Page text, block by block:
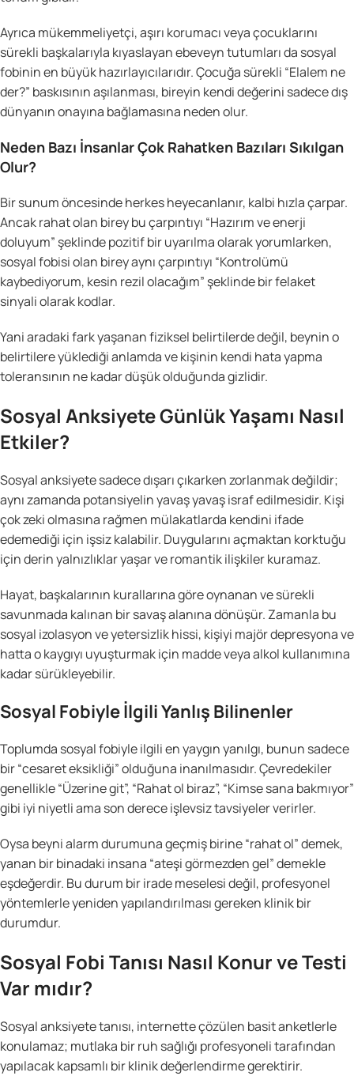
Ayrıca mükemmeliyetçi, aşırı korumacı veya çocuklarını
sürekli başkalarıyla kıyaslayan ebeveyn tutumları da sosyal
fobinin en büyük hazırlayıcılarıdır. Çocuğa sürekli “Elalem ne
der?” baskısının aşılanması, bireyin kendi değerini sadece dış
dünyanın onayına bağlamasına neden olur.
Neden Bazı İnsanlar Çok Rahatken Bazıları Sıkılgan
Olur?
Bir sunum öncesinde herkes heyecanlanır, kalbi hızla çarpar.
Ancak rahat olan birey bu çarpıntıyı “Hazırım ve enerji
doluyum” şeklinde pozitif bir uyarılma olarak yorumlarken,
sosyal fobisi olan birey aynı çarpıntıyı “Kontrolümü
kaybediyorum, kesin rezil olacağım” şeklinde bir felaket
sinyali olarak kodlar.
Yani aradaki fark yaşanan fiziksel belirtilerde değil, beynin o
belirtilere yüklediği anlamda ve kişinin kendi hata yapma
toleransının ne kadar düşük olduğunda gizlidir.
Sosyal Anksiyete Günlük Yaşamı Nasıl
Etkiler?
Sosyal anksiyete sadece dışarı çıkarken zorlanmak değildir;
aynı zamanda potansiyelin yavaş yavaş israf edilmesidir. Kişi
çok zeki olmasına rağmen mülakatlarda kendini ifade
edemediği için işsiz kalabilir. Duygularını açmaktan korktuğu
için derin yalnızlıklar yaşar ve romantik ilişkiler kuramaz.
Hayat, başkalarının kurallarına göre oynanan ve sürekli
savunmada kalınan bir savaş alanına dönüşür. Zamanla bu
sosyal izolasyon ve yetersizlik hissi, kişiyi majör depresyona ve
hatta o kaygıyı uyuşturmak için madde veya alkol kullanımına
kadar sürükleyebilir.
Sosyal Fobiyle İlgili Yanlış Bilinenler
Toplumda sosyal fobiyle ilgili en yaygın yanılgı, bunun sadece
bir “cesaret eksikliği” olduğuna inanılmasıdır. Çevredekiler
genellikle “Üzerine git”, “Rahat ol biraz”, “Kimse sana bakmıyor”
gibi iyi niyetli ama son derece işlevsiz tavsiyeler verirler.
Oysa beyni alarm durumuna geçmiş birine “rahat ol” demek,
yanan bir binadaki insana “ateşi görmezden gel” demekle
eşdeğerdir. Bu durum bir irade meselesi değil, profesyonel
yöntemlerle yeniden yapılandırılması gereken klinik bir
durumdur.
Sosyal Fobi Tanısı Nasıl Konur ve Testi
Var mıdır?
Sosyal anksiyete tanısı, internette çözülen basit anketlerle
konulamaz; mutlaka bir ruh sağlığı profesyoneli tarafından
yapılacak kapsamlı bir klinik değerlendirme gerektirir.